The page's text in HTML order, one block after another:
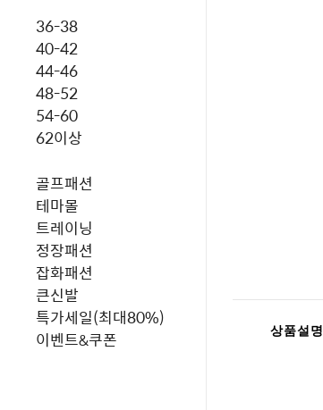
36-38
40-42
44-46
48-52
54-60
62이상
골프패션
테마몰
트레이닝
정장패션
잡화패션
큰신발
특가세일(최대80%)
이벤트&쿠폰
상품설명